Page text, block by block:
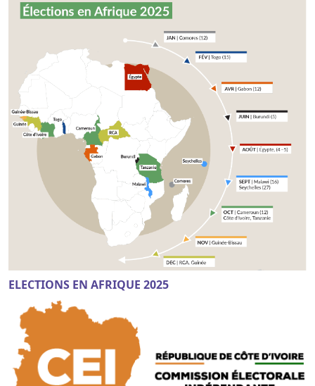
ELECTIONS EN AFRIQUE 2025